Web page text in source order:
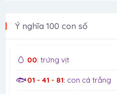
Ý nghĩa 100 con số
🥚 00: trứng vịt
🐟01 - 41 - 81: con cá trắng